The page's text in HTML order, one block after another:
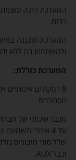
המערכת הינה
רבות.
המערכת תוכננה
ולהשתמש בה ללא
המערכת כוללת:
הספרדית
עד 4 איזורי
וכבל AUX.